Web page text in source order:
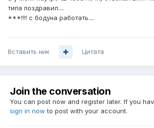
типа поздравил....
***!!!! с бодуна работать....
Вставить ник Цитата
Join the conversation
You can post now and register later. If you
sign in now to post with your account.